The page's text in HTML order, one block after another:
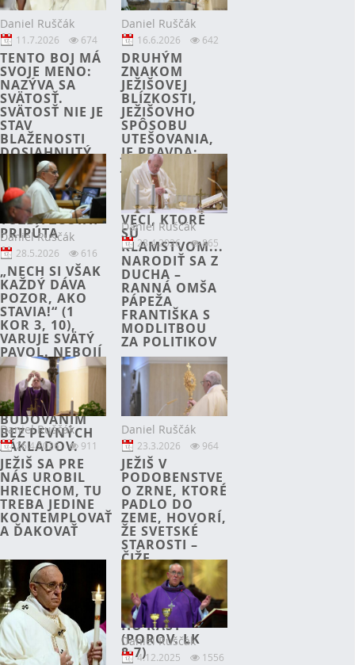
Daniel Ruščák
11.7.2026 674
TENTO BOJ MÁ
SVOJE MENO:
NAZÝVA SA
SVÄTOSŤ.
SVÄTOSŤ NIE JE
STAV
BLAŽENOSTI
DOSIAHNUTÝ
RAZ A NAVŽDY,
JE TO SKÔR
NEUSTÁLA,
NEÚNAVNÁ
TÚŽBA ZOSTAŤ
PRIPÚTA
Daniel Ruščák
16.6.2026 642
DRUHÝM
ZNAKOM
JEŽIŠOVEJ
BLÍZKOSTI,
JEŽIŠOVHO
SPÔSOBU
UTEŠOVANIA,
JE PRAVDA:
JEŽIŠ JE
PRAVDIVÝ.
NEHOVORÍ
FORMÁLNE
VECI, KTORÉ
SÚ
KLAMSTVOM...
.
Daniel Ruščák
28.5.2026 616
„NECH SI VŠAK
KAŽDÝ DÁVA
POZOR, AKO
STAVIA!“ (1
KOR 3, 10),
VARUJE SVÄTÝ
PAVOL. NEBOJÍ
SA
STAVENISKA;
VARUJE SKÔR
PRED
BUDOVANÍM
BEZ PEVNÝCH
ZÁKLADOV.
Daniel Ruščák
28.4.2026 865
NARODIŤ SA Z
DUCHA –
RANNÁ OMŠA
PÁPEŽA
FRANTIŠKA S
MODLITBOU
ZA POLITIKOV
Daniel Ruščák
26.4.2026 911
JEŽIŠ SA PRE
NÁS UROBIL
HRIECHOM, TU
TREBA JEDINE
KONTEMPLOVAŤ
A ĎAKOVAŤ
Daniel Ruščák
23.3.2026 964
JEŽIŠ V
PODOBENSTVE
O ZRNE, KTORÉ
PADLO DO
ZEME, HOVORÍ,
ŽE SVETSKÉ
STAROSTI –
ČIŽE
SVETSKOSŤ –
UDÚŠAJÚ
BOŽIE SLOVO,
NENECHAJÚ
HO RÁSŤ
(POROV. LK
8,7)
Daniel Ruščák
4.12.2025 1556